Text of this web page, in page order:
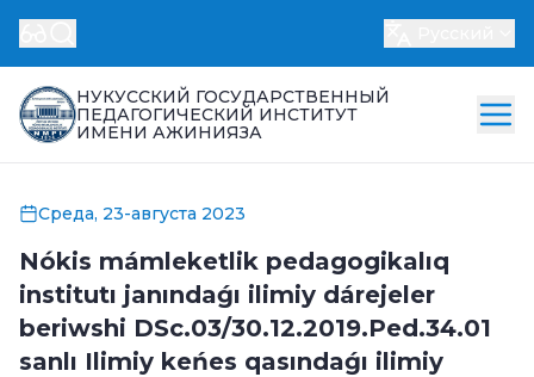
НУКУССКИЙ ГОСУДАРСТВЕННЫЙ
ПЕДАГОГИЧЕСКИЙ ИНСТИТУТ
ИМЕНИ АЖИНИЯЗА
Среда, 23-августа 2023
Nókis mámleketlik pedagogikalıq
institutı janındaǵı ilimiy dárejeler
beriwshi DSc.03/30.12.2019.Ped.34.01
sanlı Ilimiy keńes qasındaǵı ilimiy